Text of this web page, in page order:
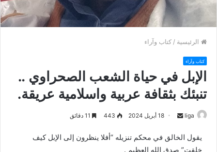
الرئيسية / كتاب وآراء
كتاب وآراء
الإبل في حياة الشعب الصحراوي ..
تنبئك بثقافة عربية واسلامية عريقة.
liga
n
d
18 أبريل 2024 443
يقول الخالق في محكم تنزيله “أفلا ينظرون إلى الإبل كيف
خلقت” صدق الله العظيم .